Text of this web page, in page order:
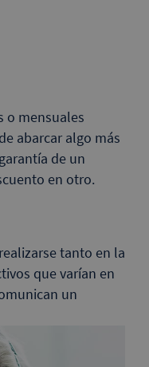
o mensuales
abarcar algo más
de un
en otro.
tanto en la
que varían en
un